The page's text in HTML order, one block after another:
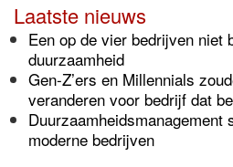
Laatste nieuws
Een op de vier bedrijven niet
duurzaamheid
Gen-Z’ers en Millennials
veranderen voor bedrijf dat
moderne bedrijven